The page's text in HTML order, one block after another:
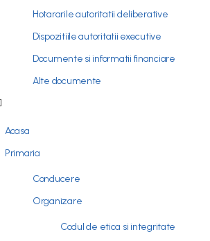
Hotararile autoritatii deliberative
Dispozitiile autoritatii executive
Documente si informatii financiare
Alte documente
Acasa
Primaria
Conducere
Organizare
Codul de etica si integritate